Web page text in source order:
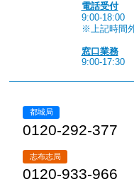
電話受付
9:00-18:00
※上記時間
窓口業務
9:00-17:30
都城局
0120-292-377
志布志局
0120-933-966